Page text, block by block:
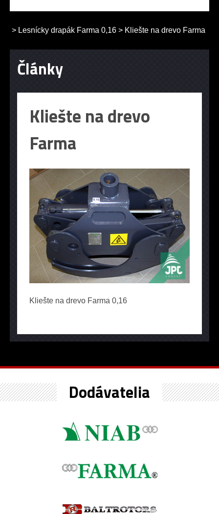
> Lesnícky drapák Farma 0,16 > Kliešte na drevo Farma
Články
Kliešte na drevo
Farma
Kliešte na drevo Farma 0,16
Dodávatelia